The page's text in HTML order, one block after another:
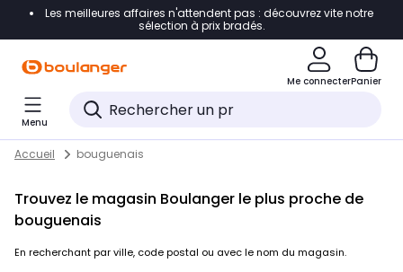
Accéder directement à la navigation
Accéder directement au pied de page
Accéder directement au chatbot
Les meilleures affaires n'attendent pas : découvrez vite notre
sélection à prix bradés.
Me connecterPanier
Menu
Skip to content
Return to Nav
Accueil bouguenais
Trouvez le magasin Boulanger le plus proche de
bouguenais
En recherchant par ville, code postal ou avec le nom du magasin.